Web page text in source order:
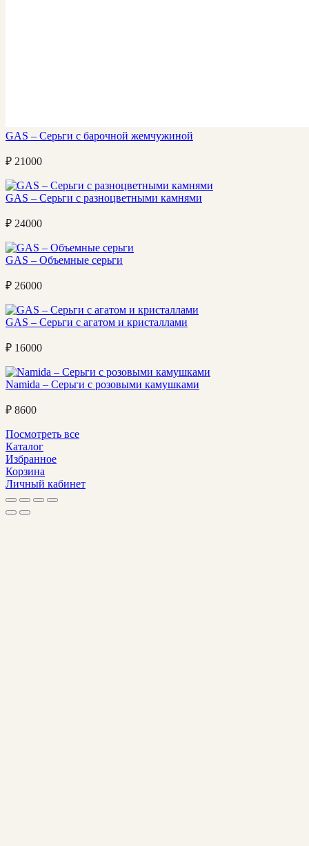
GAS – Серьги с барочной жемчужиной
₽ 21000
GAS – Серьги с разноцветными камнями
₽ 24000
GAS – Объемные серьги
₽ 26000
GAS – Серьги с агатом и кристаллами
₽ 16000
Namida – Серьги с розовыми камушками
₽ 8600
Посмотреть все
Каталог
Избранное
Корзина
Личный кабинет